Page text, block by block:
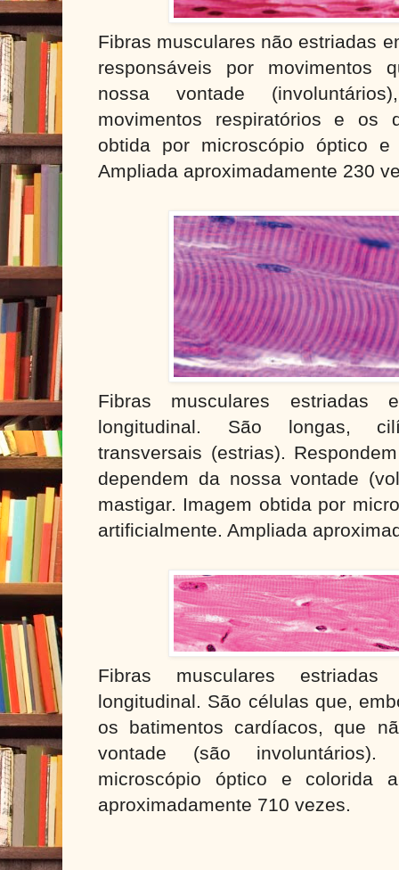
Fibras musculares não estriadas
responsáveis por movimentos
nossa vontade
movimentos respiratórios e os
obtida por microscópio óptico e
Ampliada aproximadamente 230
Fibras musculares estriadas
longitudinal. São longas,
transversais (estrias).
dependem da nossa vontade
mastigar. Imagem obtida por
artificialmente. Ampliada
Fibras musculares
longitudinal. São células que,
os batimentos cardíacos, que
vontade (são
microscópio óptico e colorida
aproximadamente 710 vezes.